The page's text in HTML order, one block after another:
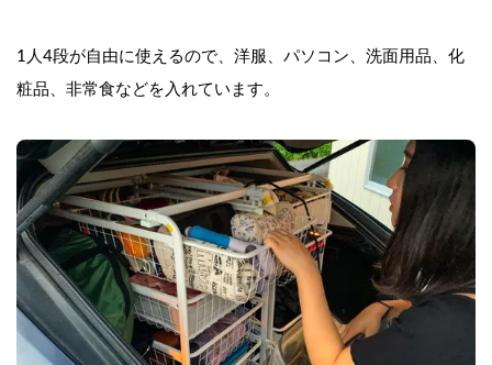
1人4段が自由に使えるので、洋服、パソコン、洗面用品、化
粧品、非常食などを入れています。